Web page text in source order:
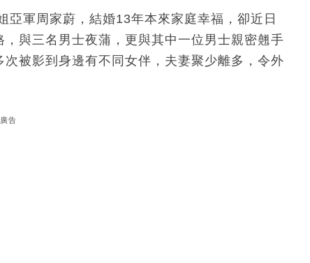
亞軍周家蔚，結婚13年本來家庭幸福，卻近日
與三名男士夜蒲，更與其中一位男士親密翹手
被影到身邊有不同女伴，夫妻聚少離多，令外
廣告